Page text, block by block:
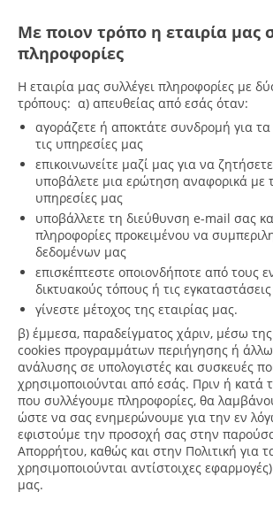
Με ποιον τρόπο η εταιρία μας
πληροφορίες
Η εταιρία μας συλλέγει πληροφορίες με
τρόπους: α) απευθείας από εσάς όταν:
αγοράζετε ή αποκτάτε συνδρομή για
τις υπηρεσίες μας
επικοινωνείτε μαζί μας για να
υποβάλετε μια ερώτηση αναφορικά με
υπηρεσίες μας
υποβάλλετε τη διεύθυνση e-mail σας
πληροφορίες προκειμένου να
δεδομένων μας
επισκέπτεστε οποιονδήποτε από τους
δικτυακούς τόπους ή τις
γίνεστε μέτοχος της εταιρίας μας.
β) έμμεσα, παραδείγματος χάριν, μέσω
cookies προγραμμάτων περιήγησης ή
ανάλυσης σε υπολογιστές και συσκευές
χρησιμοποιούνται από εσάς. Πριν ή κατά
που συλλέγουμε πληροφορίες, θα
ώστε να σας ενημερώνουμε για την εν
εφιστούμε την προσοχή σας στην
Απορρήτου, καθώς και στην Πολιτική για
χρησιμοποιούνται αντίστοιχες
μας.